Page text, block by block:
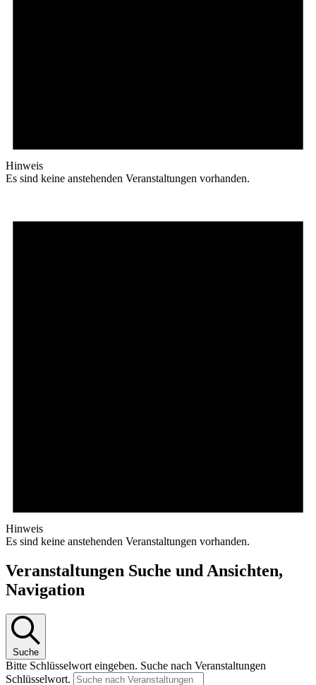
Hinweis
Es sind keine anstehenden Veranstaltungen vorhanden.
Hinweis
Es sind keine anstehenden Veranstaltungen vorhanden.
Veranstaltungen Suche und Ansichten,
Navigation
Suche
Bitte Schlüsselwort eingeben. Suche nach Veranstaltungen
Schlüsselwort.